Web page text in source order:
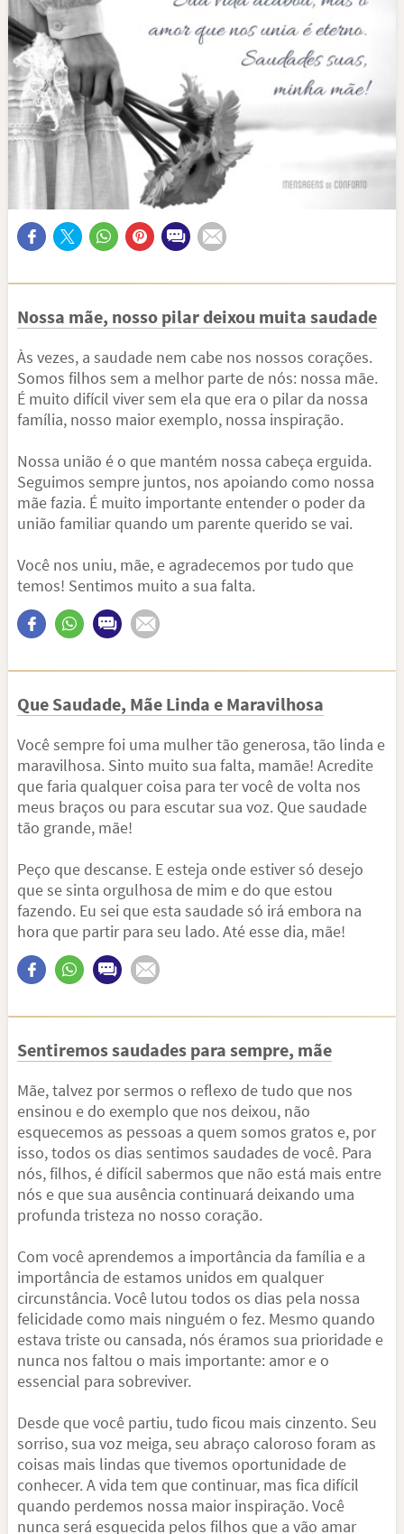
Nossa mãe, nosso pilar deixou muita saudade
Às vezes, a saudade nem cabe nos nossos corações.
Somos filhos sem a melhor parte de nós: nossa mãe.
É muito difícil viver sem ela que era o pilar da nossa
família, nosso maior exemplo, nossa inspiração.
Nossa união é o que mantém nossa cabeça erguida.
Seguimos sempre juntos, nos apoiando como nossa
mãe fazia. É muito importante entender o poder da
união familiar quando um parente querido se vai.
Você nos uniu, mãe, e agradecemos por tudo que
temos! Sentimos muito a sua falta.
Que Saudade, Mãe Linda e Maravilhosa
Você sempre foi uma mulher tão generosa, tão linda e
maravilhosa. Sinto muito sua falta, mamãe! Acredite
que faria qualquer coisa para ter você de volta nos
meus braços ou para escutar sua voz. Que saudade
tão grande, mãe!
Peço que descanse. E esteja onde estiver só desejo
que se sinta orgulhosa de mim e do que estou
fazendo. Eu sei que esta saudade só irá embora na
hora que partir para seu lado. Até esse dia, mãe!
Sentiremos saudades para sempre, mãe
Mãe, talvez por sermos o reflexo de tudo que nos
ensinou e do exemplo que nos deixou, não
esquecemos as pessoas a quem somos gratos e, por
isso, todos os dias sentimos saudades de você. Para
nós, filhos, é difícil sabermos que não está mais entre
nós e que sua ausência continuará deixando uma
profunda tristeza no nosso coração.
Com você aprendemos a importância da família e a
importância de estamos unidos em qualquer
circunstância. Você lutou todos os dias pela nossa
felicidade como mais ninguém o fez. Mesmo quando
estava triste ou cansada, nós éramos sua prioridade e
nunca nos faltou o mais importante: amor e o
essencial para sobreviver.
Desde que você partiu, tudo ficou mais cinzento. Seu
sorriso, sua voz meiga, seu abraço caloroso foram as
coisas mais lindas que tivemos oportunidade de
conhecer. A vida tem que continuar, mas fica difícil
quando perdemos nossa maior inspiração. Você
nunca será esquecida pelos filhos que a vão amar